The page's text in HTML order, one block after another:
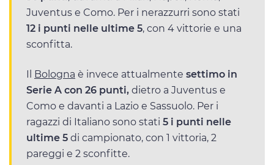
Juventus e Como. Per i nerazzurri sono stati
12 i punti nelle ultime 5, con 4 vittorie e una
sconfitta.
Bologna è invece attualmente settimo in
Serie A con 26 punti, dietro a Juventus e
Como e davanti a Lazio e Sassuolo. Per i
ragazzi di Italiano sono stati 5 i punti nelle
ultime 5 di campionato, con 1 vittoria, 2
pareggi e 2 sconfitte.